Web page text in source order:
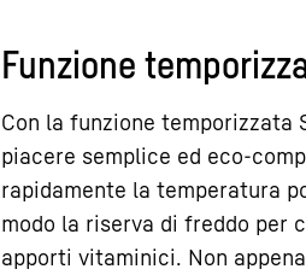
Funzione
Con la funzione temporizzata
piacere semplice ed eco-
rapidamente la temperatura
modo la riserva di freddo per
apporti vitaminici. Non